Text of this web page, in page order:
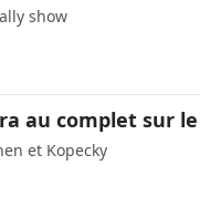
show
au complet sur
et Kopecky